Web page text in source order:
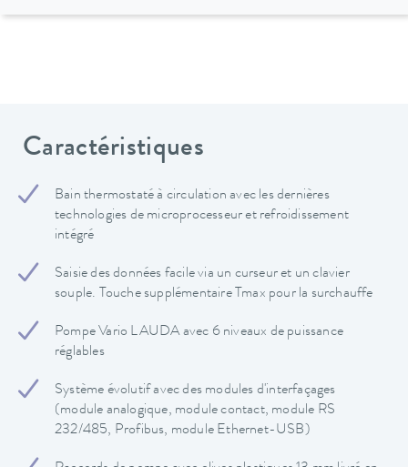
Caractéristiques
Bain thermostaté à circulation avec les dernières
technologies de microprocesseur et refroidissement
intégré
Saisie des données facile via un curseur et un clavier
souple. Touche supplémentaire Tmax pour la surchauffe
Pompe Vario LAUDA avec 6 niveaux de puissance
réglables
Système évolutif avec des modules d'interfaçages
(module analogique, module contact, module RS
232/485, Profibus, module Ethernet-USB)